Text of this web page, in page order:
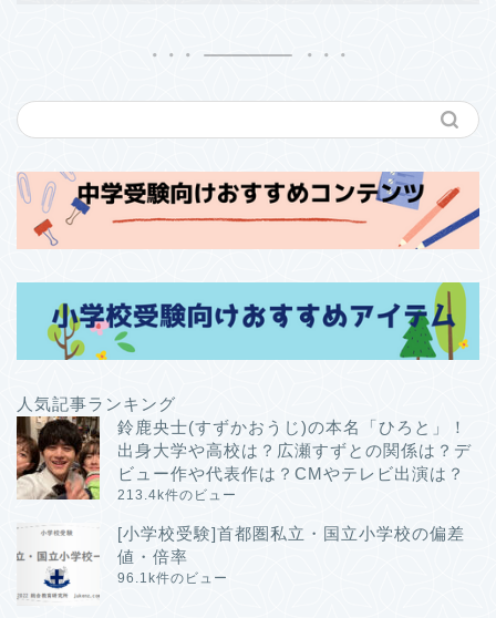
人気記事ランキング
鈴鹿央士(すずかおうじ)の本名「ひろと」！
出身大学や高校は？広瀬すずとの関係は？デ
ビュー作や代表作は？CMやテレビ出演は？
213.4k件のビュー
[小学校受験]首都圏私立・国立小学校の偏差
値・倍率
96.1k件のビュー